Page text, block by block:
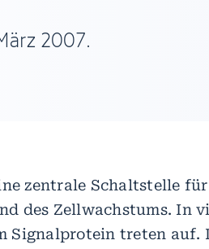
2007.
zentrale Schaltstelle
des Zellwachstums. In
Signalprotein treten auf.